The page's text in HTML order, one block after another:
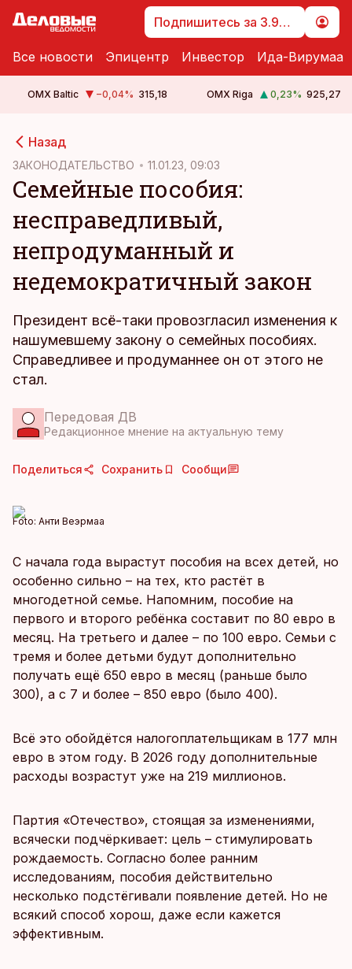
Подпишитесь за 3.99 €
Все новости Эпицентр Инвестор Ида-Вирумаа
OMX Baltic −0,04% 315,18 OMX Riga 0,23% 925,27
Назад
ЗАКОНОДАТЕЛЬСТВО 11.01.23, 09:03
Семейные пособия:
несправедливый,
непродуманный и
недемократичный закон
Президент всё-таки провозгласил изменения к
нашумевшему закону о семейных пособиях.
Справедливее и продуманнее он от этого не
стал.
Передовая ДВ
Редакционное мнение на актуальную тему
Поделиться Сохранить Сообщи
Foto: Анти Веэрмаа
С начала года вырастут пособия на всех детей, но
особенно сильно – на тех, кто растёт в
многодетной семье. Напомним, пособие на
первого и второго ребёнка составит по 80 евро в
месяц. На третьего и далее – по 100 евро. Семьи с
тремя и более детьми будут дополнительно
получать ещё 650 евро в месяц (раньше было
300), а с 7 и более – 850 евро (было 400).
Всё это обойдётся налогоплательщикам в 177 млн
евро в этом году. В 2026 году дополнительные
расходы возрастут уже на 219 миллионов.
Партия «Отечество», стоящая за изменениями,
всячески подчёркивает: цель – стимулировать
рождаемость. Согласно более ранним
исследованиям, пособия действительно
несколько подстёгивали появление детей. Но не
всякий способ хорош, даже если кажется
эффективным.